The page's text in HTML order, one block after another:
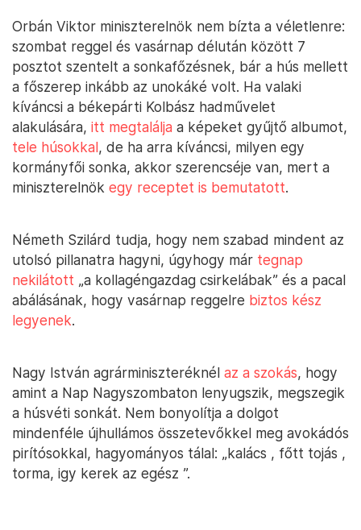
Orbán Viktor miniszterelnök nem bízta a véletlenre:
szombat reggel és vasárnap délután között 7
posztot szentelt a sonkafőzésnek, bár a hús mellett
a főszerep inkább az unokáké volt. Ha valaki
kíváncsi a békepárti Kolbász hadművelet
alakulására, itt megtalálja a képeket gyűjtő albumot,
tele húsokkal, de ha arra kíváncsi, milyen egy
kormányfői sonka, akkor szerencséje van, mert a
miniszterelnök egy receptet is bemutatott.
Németh Szilárd tudja, hogy nem szabad mindent az
utolsó pillanatra hagyni, úgyhogy már tegnap
nekilátott „a kollagéngazdag csirkelábak” és a pacal
abálásának, hogy vasárnap reggelre biztos kész
legyenek.
Nagy István agrárminiszteréknél az a szokás, hogy
amint a Nap Nagyszombaton lenyugszik, megszegik
a húsvéti sonkát. Nem bonyolítja a dolgot
mindenféle újhullámos összetevőkkel meg avokádós
pirítósokkal, hagyományos tálal: „kalács , főtt tojás ,
torma, igy kerek az egész ”.